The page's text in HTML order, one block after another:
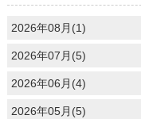
2026年08月(1)
2026年07月(5)
2026年06月(4)
2026年05月(5)